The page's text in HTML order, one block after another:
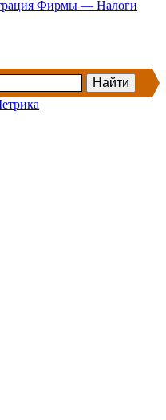
Фирмы — Налоги